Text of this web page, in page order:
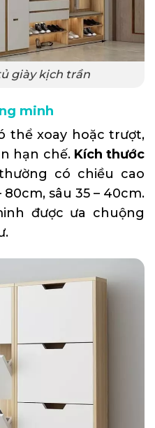
giày kịch trần
minh
thể xoay hoặc trượt,
hạn chế. Kích thước
có chiều cao
80cm, sâu 35 – 40cm.
được ưa chuộng